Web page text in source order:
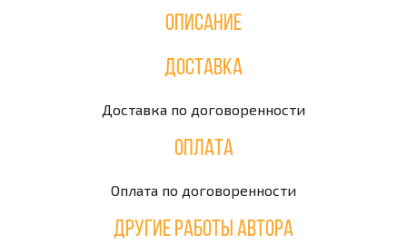
Описание
Доставка
Доставка по договоренности
Оплата
Оплата по договоренности
Другие работы автора